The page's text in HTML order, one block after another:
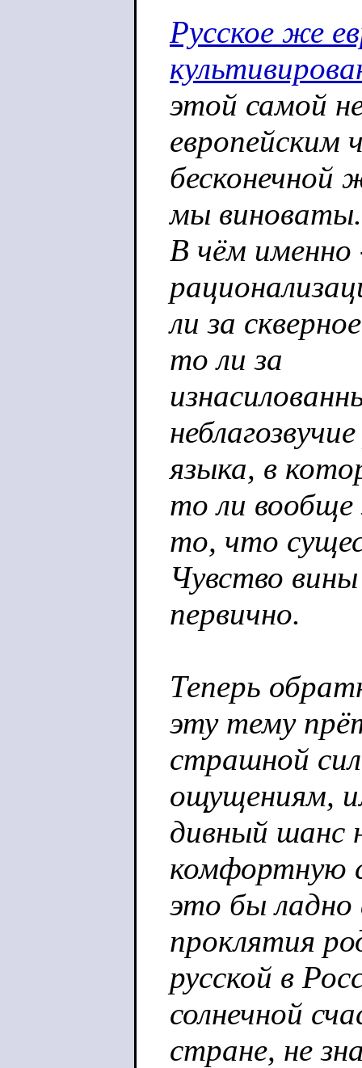
Русское же
этой самой
европейским
бесконечной
мы виноваты.
В чём
ли за
то ли за
языка, в
то ли вообще
то, что
Чувство вины
первично.
Теперь
эту тему
страшной
ощущениям,
дивный шанс
комфортную
это бы ладно
проклятия
русской в
солнечной
стране, не